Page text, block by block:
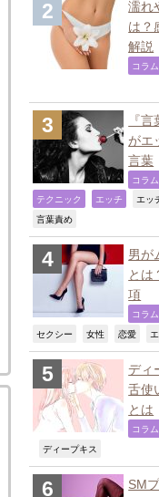
濡れ
は？
解説
コラム
『
がエ
言葉
コラム
テクニック エッチ エッ
言葉責め
男が
とは
項
コラム
セクシー 女性 恋愛
ディ
舌使
とは
コラム
ディープキス
SM